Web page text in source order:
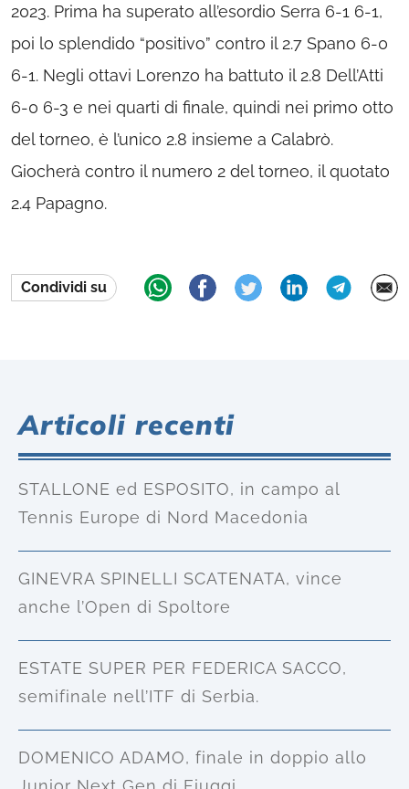
2023. Prima ha superato all’esordio Serra 6-1 6-1,
poi lo splendido “positivo” contro il 2.7 Spano 6-0
6-1. Negli ottavi Lorenzo ha battuto il 2.8 Dell’Atti
6-0 6-3 e nei quarti di finale, quindi nei primo otto
del torneo, è l’unico 2.8 insieme a Calabrò.
Giocherà contro il numero 2 del torneo, il quotato
2.4 Papagno.
Condividi su
Articoli recenti
STALLONE ed ESPOSITO, in campo al
Tennis Europe di Nord Macedonia
GINEVRA SPINELLI SCATENATA, vince
anche l’Open di Spoltore
ESTATE SUPER PER FEDERICA SACCO,
semifinale nell’ITF di Serbia.
DOMENICO ADAMO, finale in doppio allo